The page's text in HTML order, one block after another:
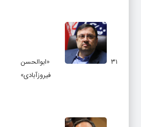
۳۱
«ابوالحسن
فیروزآبادی»